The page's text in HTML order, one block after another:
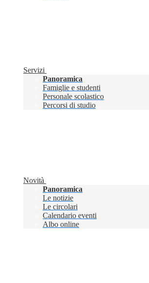
Servizi
Panoramica
Famiglie e studenti
Personale scolastico
Percorsi di studio
Novità
Panoramica
Le notizie
Le circolari
Calendario eventi
Albo online